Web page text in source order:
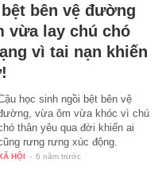
bên vệ đường
vừa lay chú chó
vì tai nạn khiến
học sinh ngồi bệt bên vệ
vừa ôm vừa khóc vì chú
thân yêu qua đời khiến ai
rưng rưng xúc động.
HỘI - 6 năm trước